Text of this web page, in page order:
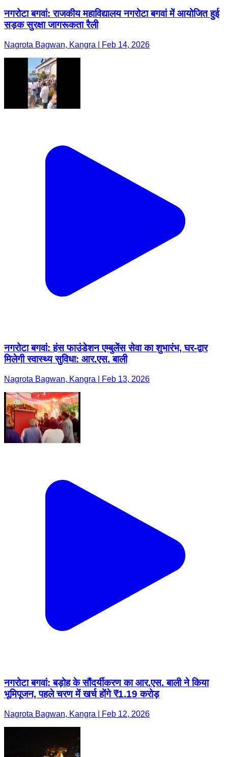
नगरोटा बगवां: राजकीय महाविद्यालय नगरोटा बगवां में आयोजित हुई
सड़क सुरक्षा जागरूकता रैली
Nagrota Bagwan, Kangra | Feb 14, 2026
नगरोटा बगवां: हंस फाउंडेशन एम्बुलेंस सेवा का शुभारंभ, घर-द्वार
मिलेगी स्वास्थ्य सुविधा: आर.एस. बाली
Nagrota Bagwan, Kangra | Feb 13, 2026
नगरोटा बगवां: बड़ोह के सौंदर्यीकरण का आर.एस. बाली ने किया
भूमिपूजन, पहले चरण में खर्च होंगे ₹1.19 करोड़
Nagrota Bagwan, Kangra | Feb 12, 2026